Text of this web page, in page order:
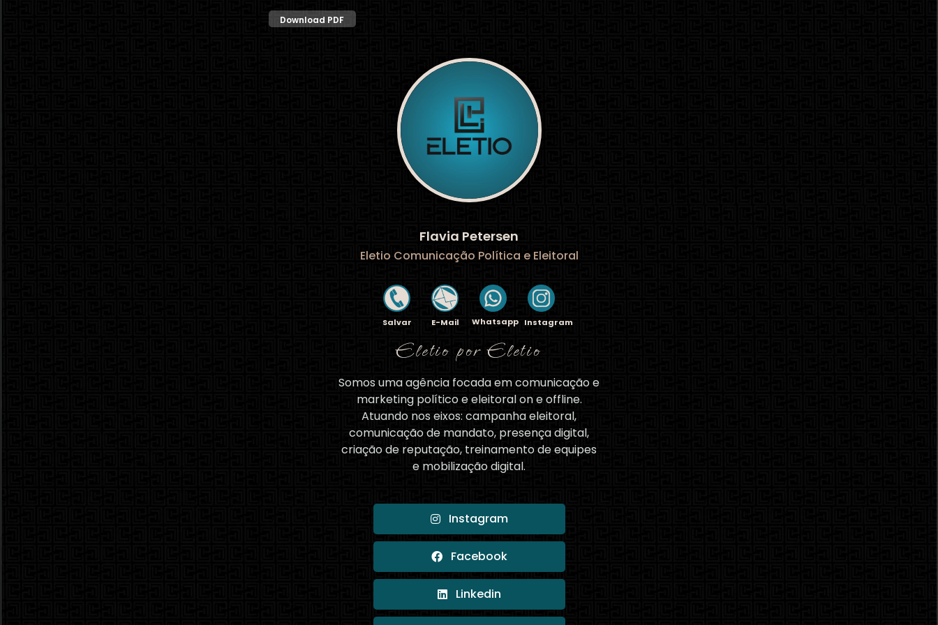
Download PDF
Flavia Petersen
Eletio Comunicação Política e Eleitoral
Salvar E-Mail Whatsapp Instagram
Eletio por Eletio
Somos uma agência focada em comunicação e
marketing político e eleitoral on e offline.
Atuando nos eixos: campanha eleitoral,
comunicação de mandato, presença digital,
criação de reputação, treinamento de equipes
e mobilização digital.
Instagram
Facebook
Linkedin